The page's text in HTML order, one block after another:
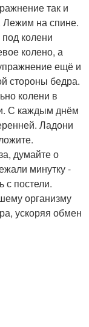
так и
Лежим на спине.
колени
колено, а
ещё и
стороны бедра.
колени в
С каждым днём
Ладони
думайте о
минутку -
с постели.
организму
ускоряя обмен